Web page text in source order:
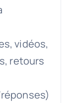
vidéos,
retours